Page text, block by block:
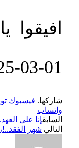
افيقوا
‎03-‎01
شاركها. فيسبوك
واتساب
السابقإنا على
التالي شهر